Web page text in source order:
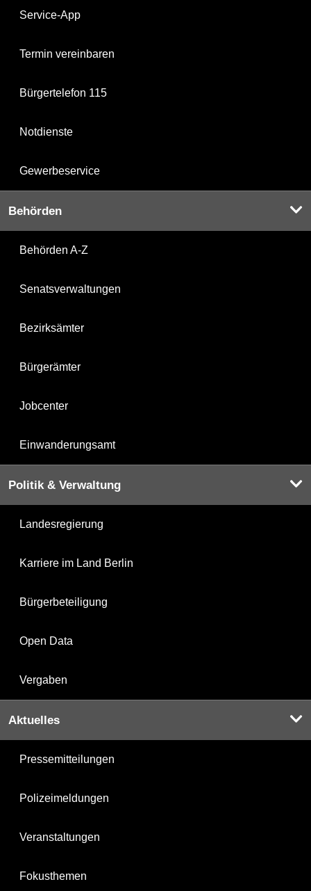
Service-App
Termin vereinbaren
Bürgertelefon 115
Notdienste
Gewerbeservice
Behörden
Behörden A-Z
Senatsverwaltungen
Bezirksämter
Bürgerämter
Jobcenter
Einwanderungsamt
Politik & Verwaltung
Landesregierung
Karriere im Land Berlin
Bürgerbeteiligung
Open Data
Vergaben
Aktuelles
Pressemitteilungen
Polizeimeldungen
Veranstaltungen
Fokusthemen